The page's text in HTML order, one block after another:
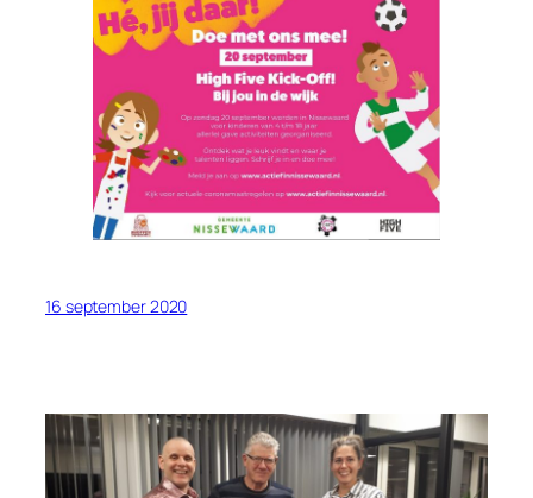
16 september 2020